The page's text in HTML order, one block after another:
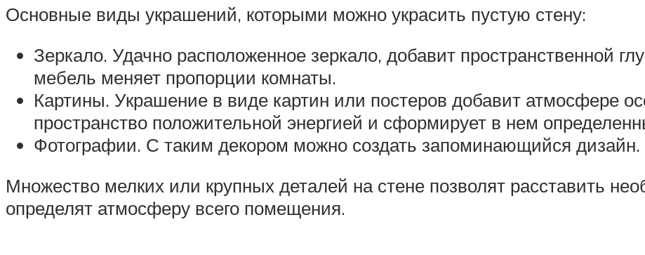
Основные виды украшений, которыми можно украсить пустую стену:
Зеркало. Удачно расположенное зеркало, добавит пространственной
мебель меняет пропорции комнаты.
Картины. Украшение в виде картин или постеров добавит атмосфере
пространство положительной энергией и сформирует в нем
Фотографии. С таким декором можно создать запоминающийся дизайн.
Множество мелких или крупных деталей на стене позволят расставить
определят атмосферу всего помещения.